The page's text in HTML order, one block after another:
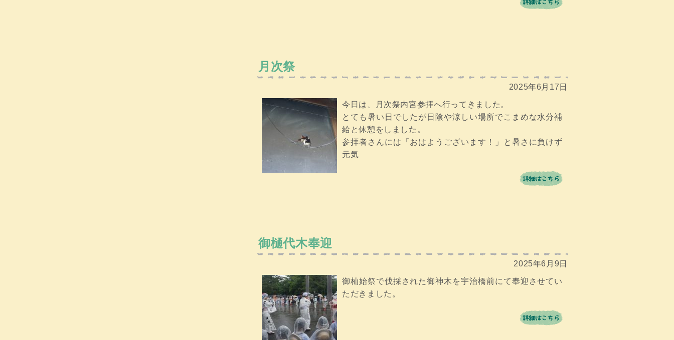
月次祭
2025年6月17日
今日は、月次祭内宮参拝へ行ってきました。
とても暑い日でしたが日陰や涼しい場所でこまめな水分補
給と休憩をしました。
参拝者さんには「おはようございます！」と暑さに負けず
元気
御樋代木奉迎
2025年6月9日
御杣始祭で伐採された御神木を宇治橋前にて奉迎させてい
ただきました。